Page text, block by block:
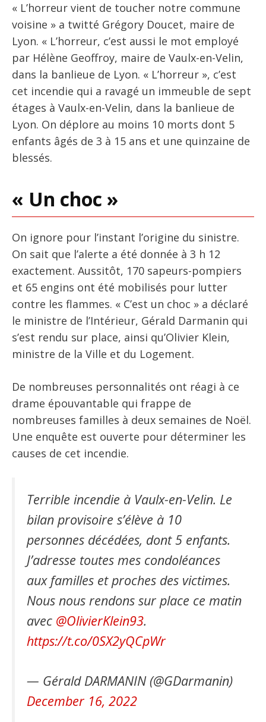
« L’horreur vient de toucher notre commune
voisine » a twitté Grégory Doucet, maire de
Lyon. « L’horreur, c’est aussi le mot employé
par Hélène Geoffroy, maire de Vaulx-en-Velin,
dans la banlieue de Lyon. « L’horreur », c’est
cet incendie qui a ravagé un immeuble de sept
étages à Vaulx-en-Velin, dans la banlieue de
Lyon. On déplore au moins 10 morts dont 5
enfants âgés de 3 à 15 ans et une quinzaine de
blessés.
« Un choc »
On ignore pour l’instant l’origine du sinistre.
On sait que l’alerte a été donnée à 3 h 12
exactement. Aussitôt, 170 sapeurs-pompiers
et 65 engins ont été mobilisés pour lutter
contre les flammes. « C’est un choc » a déclaré
le ministre de l’Intérieur, Gérald Darmanin qui
s’est rendu sur place, ainsi qu’Olivier Klein,
ministre de la Ville et du Logement.
De nombreuses personnalités ont réagi à ce
drame épouvantable qui frappe de
nombreuses familles à deux semaines de Noël.
Une enquête est ouverte pour déterminer les
causes de cet incendie.
Terrible incendie à Vaulx-en-Velin. Le
bilan provisoire s’élève à 10
personnes décédées, dont 5 enfants.
J’adresse toutes mes condoléances
aux familles et proches des victimes.
Nous nous rendons sur place ce matin
avec @OlivierKlein93.
https://t.co/0SX2yQCpWr
— Gérald DARMANIN (@GDarmanin)
December 16, 2022